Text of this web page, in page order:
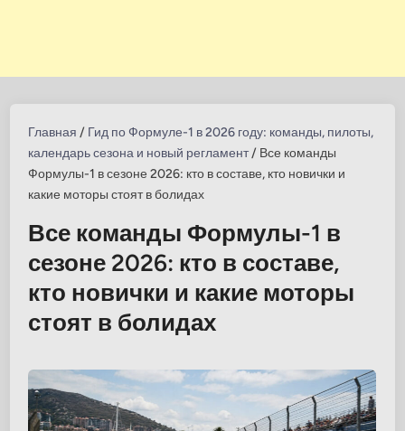
Главная / Гид по Формуле-1 в 2026 году: команды, пилоты,
календарь сезона и новый регламент/ Все команды
Формулы-1 в сезоне 2026: кто в составе, кто новички и
какие моторы стоят в болидах
Все команды Формулы-1 в
сезоне 2026: кто в составе,
кто новички и какие моторы
стоят в болидах